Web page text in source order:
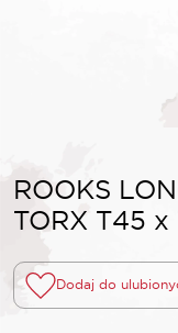
ROOKS
TORX T45
Dodaj do